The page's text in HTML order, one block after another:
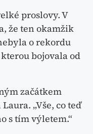
proslovy. V
že ten okamžik
o rekordu
kterou bojovala od
začátkem
„Vše, co teď
s tím výletem.“